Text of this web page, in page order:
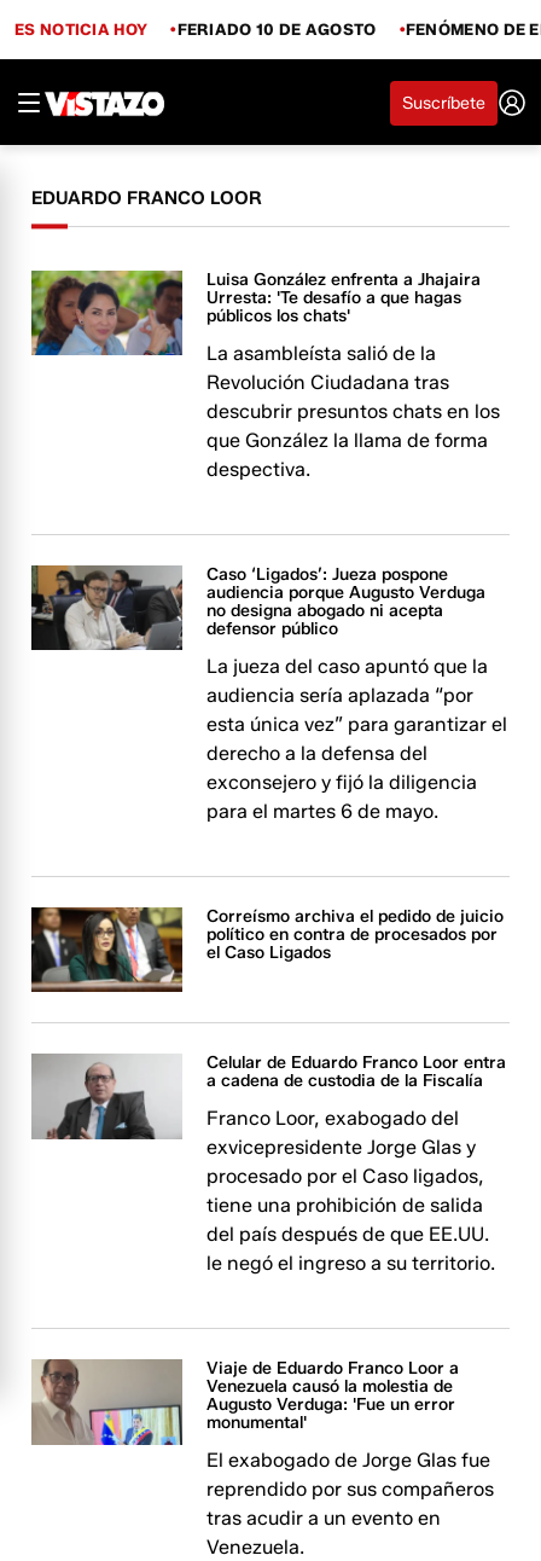
ES NOTICIA HOY FERIADO 10 DE AGOSTO FENÓMENO DE
Suscríbete
EDUARDO FRANCO LOOR
Luisa González enfrenta a Jhajaira
Urresta: 'Te desafío a que hagas
públicos los chats'
La asambleísta salió de la
Revolución Ciudadana tras
descubrir presuntos chats en los
que González la llama de forma
despectiva.
Caso ‘Ligados’: Jueza pospone
audiencia porque Augusto Verduga
no designa abogado ni acepta
defensor público
La jueza del caso apuntó que la
audiencia sería aplazada “por
esta única vez” para garantizar el
derecho a la defensa del
exconsejero y fijó la diligencia
para el martes 6 de mayo.
Correísmo archiva el pedido de juicio
político en contra de procesados por
el Caso Ligados
Celular de Eduardo Franco Loor entra
a cadena de custodia de la Fiscalía
Franco Loor, exabogado del
exvicepresidente Jorge Glas y
procesado por el Caso ligados,
tiene una prohibición de salida
del país después de que EE.UU.
le negó el ingreso a su territorio.
Viaje de Eduardo Franco Loor a
Venezuela causó la molestia de
Augusto Verduga: 'Fue un error
monumental'
El exabogado de Jorge Glas fue
reprendido por sus compañeros
tras acudir a un evento en
Venezuela.